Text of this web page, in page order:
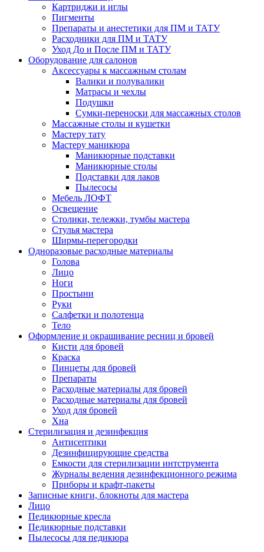
Картриджи и иглы
Пигменты
Препараты и анестетики для ПМ и ТАТУ
Расходники для ПМ и ТАТУ
Уход До и После ПМ и ТАТУ
Оборудование для салонов
Аксессуары к массажным столам
Валики и полувалики
Матрасы и чехлы
Подушки
Сумки-переноски для массажных столов
Массажные столы и кушетки
Мастеру тату
Мастеру маникюра
Маникюрные подставки
Маникюрные столы
Подставки для лаков
Пылесосы
Мебель ЛОФТ
Освещение
Столики, тележки, тумбы мастера
Стулья мастера
Ширмы-перегородки
Одноразовые расходные материалы
Голова
Лицо
Ноги
Простыни
Руки
Салфетки и полотенца
Тело
Оформление и окрашивание ресниц и бровей
Кисти для бровей
Краска
Пинцеты для бровей
Препараты
Расходные материалы для бровей
Расходные материалы для бровей
Уход для бровей
Хна
Стерилизация и дезинфекция
Антисептики
Дезинфицирующие средства
Емкости для стерилизации интструмента
Журналы ведения дезинфекционного режима
Приборы и крафт-пакеты
Записные книги, блокноты для мастера
Лицо
Педикюрные кресла
Педикюрные подставки
Пылесосы для педикюра